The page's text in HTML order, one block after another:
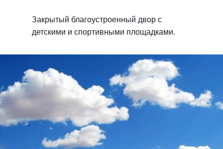
Закрытый благоустроенный двор с
детскими и спортивными площадками.